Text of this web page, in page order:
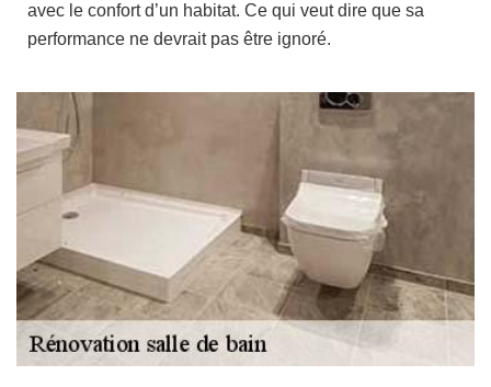
avec le confort d’un habitat. Ce qui veut dire que sa
performance ne devrait pas être ignoré.